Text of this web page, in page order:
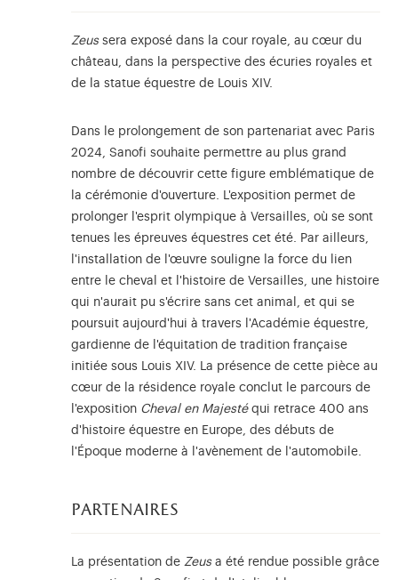
Zeus sera exposé dans la cour royale, au cœur du
château, dans la perspective des écuries royales et
de la statue équestre de Louis XIV.
Dans le prolongement de son partenariat avec Paris
2024, Sanofi souhaite permettre au plus grand
nombre de découvrir cette figure emblématique de
la cérémonie d'ouverture. L'exposition permet de
prolonger l'esprit olympique à Versailles, où se sont
tenues les épreuves équestres cet été. Par ailleurs,
l'installation de l'œuvre souligne la force du lien
entre le cheval et l'histoire de Versailles, une histoire
qui n'aurait pu s'écrire sans cet animal, et qui se
poursuit aujourd'hui à travers l'Académie équestre,
gardienne de l'équitation de tradition française
initiée sous Louis XIV. La présence de cette pièce au
cœur de la résidence royale conclut le parcours de
l'exposition Cheval en Majestéqui retrace 400 ans
d'histoire équestre en Europe, des débuts de
l'Époque moderne à l'avènement de l'automobile.
partenaires
La présentation de Zeusa été rendue possible grâce